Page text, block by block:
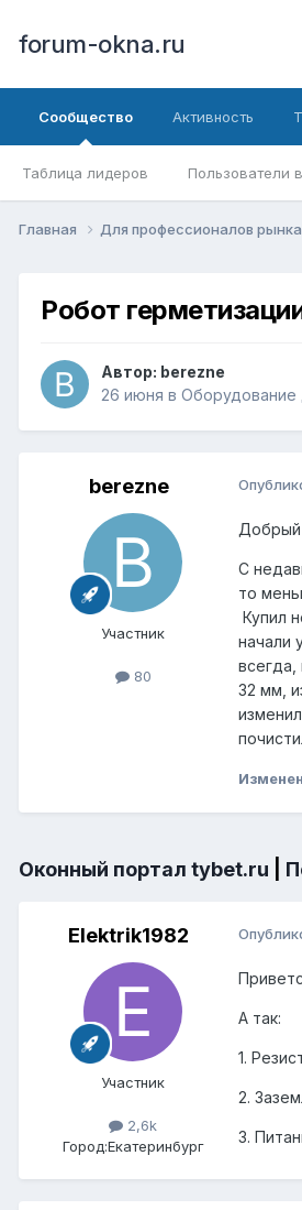
forum-okna.ru
Сообщество
Таблица лидеров Пользователи
Активность
Главная Для профессионалов рынка
Робот
Автор: berezne
26 июня в Оборудование
berezne
Участник
80
Добрый
С
то
Купил
начали
32 мм,
Оконный портал tybet.ru
Elektrik1982
Участник
2,6k
Город:Екатеринбург
А так:
1.
2.
3.